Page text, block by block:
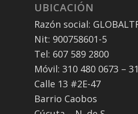
UBICACIÓN
Razón social:
Nit: 900758601-5
Tel: 607 589 2800
Móvil: 310 480 0673 –
Calle 13 #2E-47
Barrio Caobos